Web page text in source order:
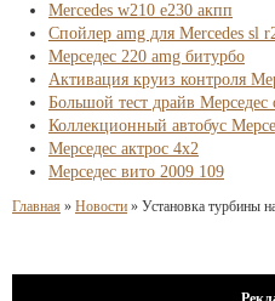
Mercedes w210 e230 акпп
Спойлер amg для Mercedes sl
Мерседес 220 amg битурбо
Активация круиз контроля
Большой тест драйв Мерседес
Коллекционный автобус
Мерседес актрос 4х2
Мерседес вито 2009 109
Главная » Новости » Установка турбины